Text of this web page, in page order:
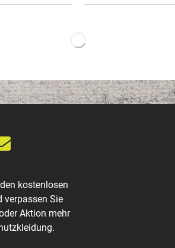
kostenlosen
verpassen Sie
Aktion mehr